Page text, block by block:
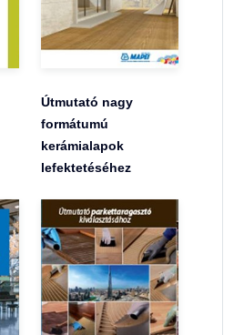
Útmutató nagy
formátumú
kerámialapok
lefektetéséhez